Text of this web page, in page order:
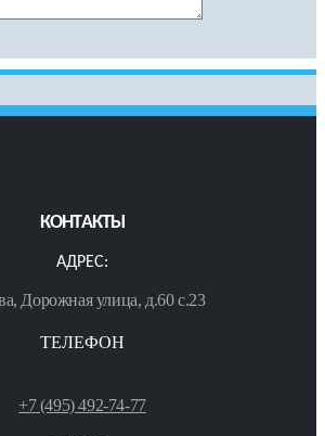
КОНТАКТЫ
АДРЕС:
Дорожная улица, д.60 с.23
ТЕЛЕФОН
+7 (495) 492-74-77